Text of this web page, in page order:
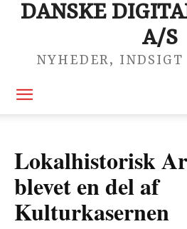
DANSKE
A/S
NYHEDER, INDSIGT
Lokalhistorisk
blevet en del af
Kulturkasernen